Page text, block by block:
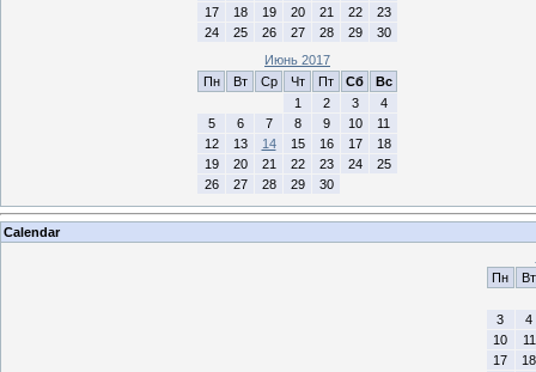
17
18 19 20 21 22
23
24
25 26 27 28 29
30
Июнь 2017
Пн
Вт Ср Чт Пт Сб
Вс
1
2 3
4
5
6 7 8 9 10
11
12
13 14 15 16 17
18
19
20 21 22 23 24
25
26
27 28 29 30
Calendar
Пн
Вт
3
4
10
11
17
18